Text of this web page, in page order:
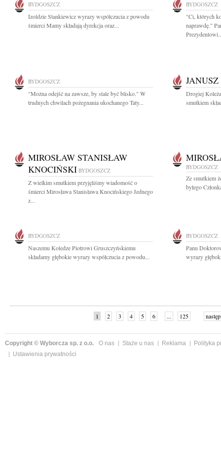
BYDGOSZCZ
Izoldzie Stankiewicz wyrazy współczucia z powodu
śmierci Mamy składają dyrekcja oraz...
BYDGOSZCZ
"Ci, których
naprawdę."
BYDGOSZCZ
"Można odejść na zawsze, by stale być blisko." W
trudnych chwilach pożegnania ukochanego Taty...
Drogiej
smutkiem
MIROSŁAW STANISŁAW
KNOCIŃSKI BYDGOSZCZ
Z wielkim smutkiem przyjęliśmy wiadomość o
śmierci Mirosława Stanisława Knocińskiego Jednego
z...
BYDGOSZCZ
Ze smutkiem
byłego
BYDGOSZCZ
Naszemu Koledze Piotrowi Gruszczyńskiemu
składamy głębokie wyrazy współczucia z powodu...
BYDGOSZCZ
Panu
wyrazy
1 2 3 4 5 6 ... 125
Copyright © Wyborcza sp. z o.o. O nas Staże u nas Reklama
Polityka
Ustawienia prywatności